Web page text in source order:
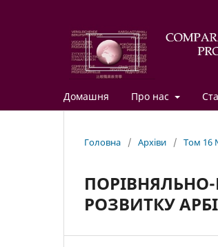
Домашня Про нас
Головна / Архіви / Том 16
РОЗВИТКУ